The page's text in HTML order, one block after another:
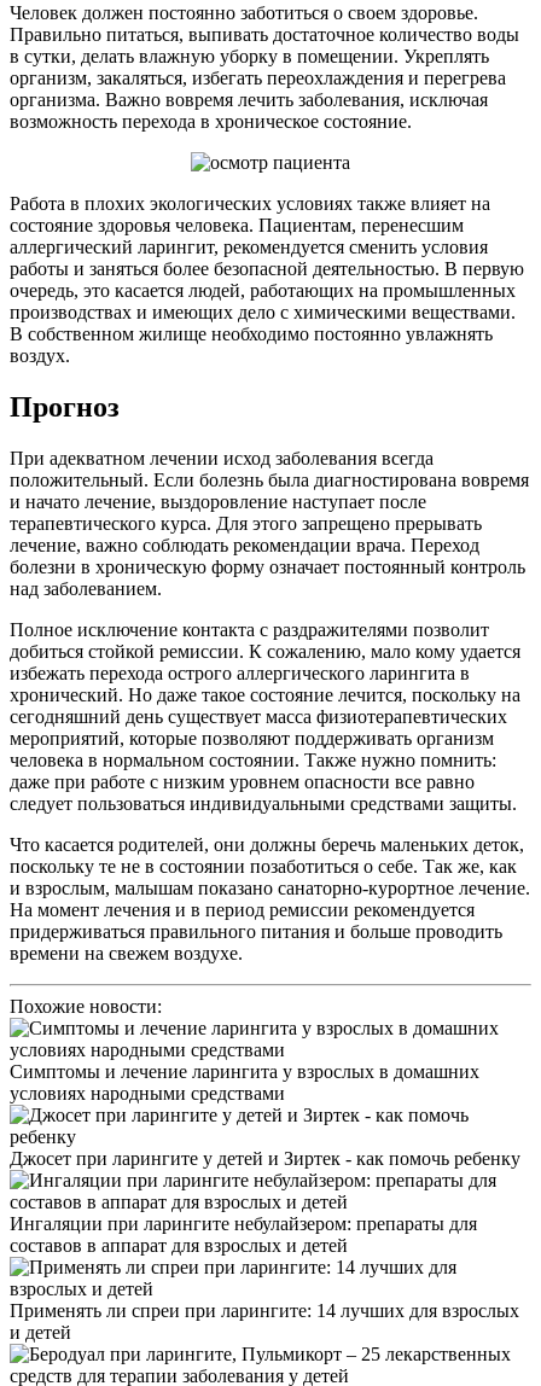
Человек должен постоянно заботиться о своем здоровье.
Правильно питаться, выпивать достаточное количество воды
в сутки, делать влажную уборку в помещении. Укреплять
организм, закаляться, избегать переохлаждения и перегрева
организма. Важно вовремя лечить заболевания, исключая
возможность перехода в хроническое состояние.
Работа в плохих экологических условиях также влияет на
состояние здоровья человека. Пациентам, перенесшим
аллергический ларингит, рекомендуется сменить условия
работы и заняться более безопасной деятельностью. В первую
очередь, это касается людей, работающих на промышленных
производствах и имеющих дело с химическими веществами.
В собственном жилище необходимо постоянно увлажнять
воздух.
Прогноз
При адекватном лечении исход заболевания всегда
положительный. Если болезнь была диагностирована вовремя
и начато лечение, выздоровление наступает после
терапевтического курса. Для этого запрещено прерывать
лечение, важно соблюдать рекомендации врача. Переход
болезни в хроническую форму означает постоянный контроль
над заболеванием.
Полное исключение контакта с раздражителями позволит
добиться стойкой ремиссии. К сожалению, мало кому удается
избежать перехода острого аллергического ларингита в
хронический. Но даже такое состояние лечится, поскольку на
сегодняшний день существует масса физиотерапевтических
мероприятий, которые позволяют поддерживать организм
человека в нормальном состоянии. Также нужно помнить:
даже при работе с низким уровнем опасности все равно
следует пользоваться индивидуальными средствами защиты.
Что касается родителей, они должны беречь маленьких деток,
поскольку те не в состоянии позаботиться о себе. Так же, как
и взрослым, малышам показано санаторно-курортное лечение.
На момент лечения и в период ремиссии рекомендуется
придерживаться правильного питания и больше проводить
времени на свежем воздухе.
Похожие новости:
Симптомы и лечение ларингита у взрослых в домашних
условиях народными средствами
Джосет при ларингите у детей и Зиртек - как помочь ребенку
Ингаляции при ларингите небулайзером: препараты для
составов в аппарат для взрослых и детей
Применять ли спреи при ларингите: 14 лучших для взрослых
и детей